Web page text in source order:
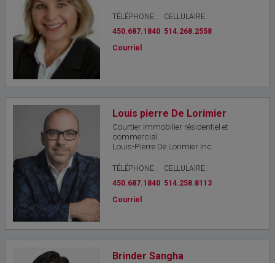
TÉLÉPHONE :
450.687.1840
CELLULAIRE :
514.268.2558
Courriel
Louis pierre De Lorimier
Courtier immobilier résidentiel et
commercial
Louis-Pierre De Lorimier Inc.
TÉLÉPHONE :
450.687.1840
CELLULAIRE :
514.258.8113
Courriel
Brinder Sangha